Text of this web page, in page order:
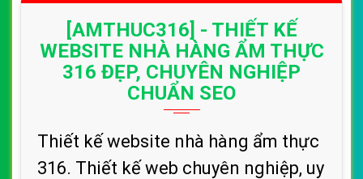
[AMTHUC316] - THIẾT KẾ
WEBSITE NHÀ HÀNG ẨM THỰC
316 ĐẸP, CHUYÊN NGHIỆP
CHUẨN SEO
Thiết kế website nhà hàng ẩm thực
316. Thiết kế web chuyên nghiệp, uy